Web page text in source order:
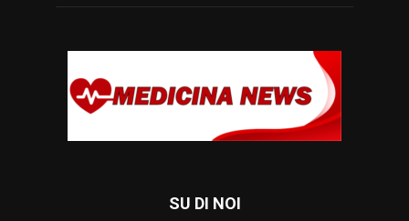
SU DI NOI